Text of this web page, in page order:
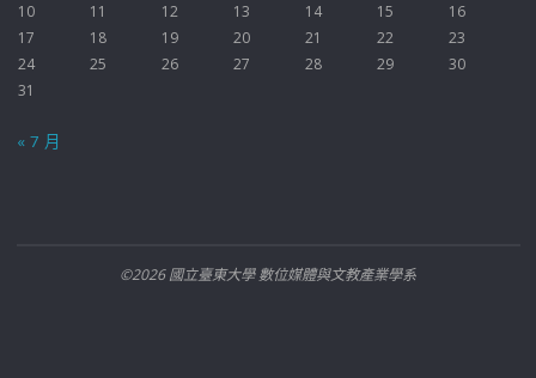
10
11 12 13 14 15
16
17
18 19 20 21 22
23
24
25 26 27 28 29
30
31
« 7 月
©2026 國立臺東大學 數位媒體與文教產業學系